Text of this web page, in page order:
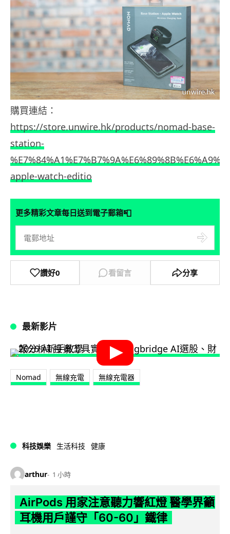
購買連結：
https://store.unwire.hk/products/nomad-base-
station-
apple-watch-editio
更多精彩文章每日送到電子郵箱📮
讚好0 看留言 分享
最新影片
Nomad 無線充電 無線充電器
科技娛樂 生活科技 健康
arthur 1 小時
AirPods 用家注意聽力響紅燈 醫學界籲
耳機用戶謹守「60-60」鐵律